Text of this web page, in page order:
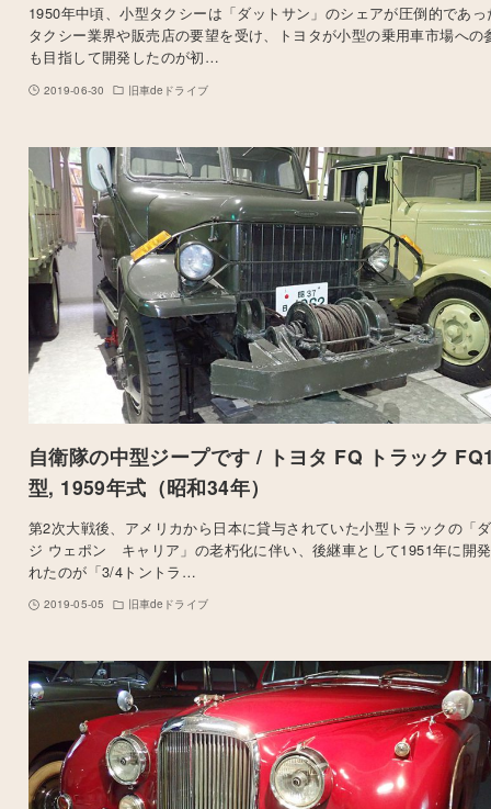
1950年中頃、小型タクシーは「ダットサン」のシェアが圧倒的であっ
タクシー業界や販売店の要望を受け、トヨタが小型の乗用車市場への
も目指して開発したのが初…
2019-06-30 旧車deドライブ
自衛隊の中型ジープです / トヨタ FQ トラック
型, 1959年式（昭和34年）
第2次大戦後、アメリカから日本に貸与されていた小型トラックの「
ジ ウェポン キャリア」の老朽化に伴い、後継車として1951年に開
れたのが「3/4トントラ…
2019-05-05 旧車deドライブ